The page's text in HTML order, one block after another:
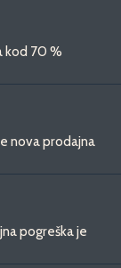
kod 70 %
nova prodajna
pogreška je